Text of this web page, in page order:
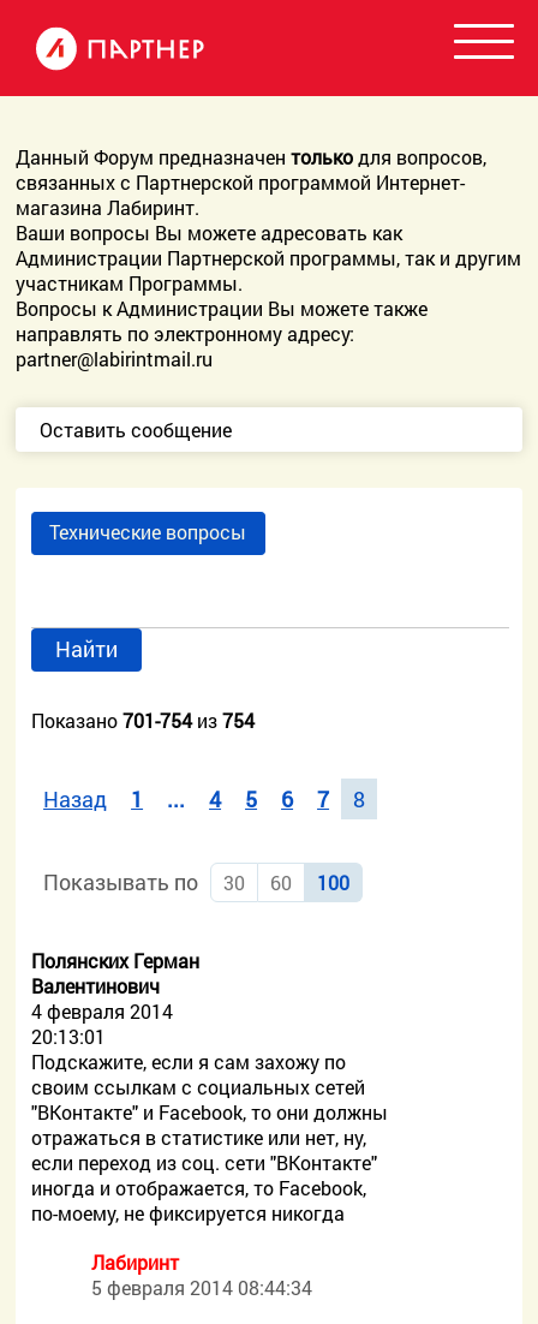
Данный Форум предназначентолькодля вопросов,
связанных с Партнерской программой Интернет-
магазина Лабиринт.
Ваши вопросы Вы можете адресовать как
Администрации Партнерской программы, так и другим
участникам Программы.
Вопросы к Администрации Вы можете также
направлять по электронному адресу:
partner@labirintmail.ru
Оставить сообщение
Технические вопросы
Найти
Показано701-754из754
Назад 1 ... 4 5 6 7 8
Показывать по 30 60 100
Полянских Герман
Валентинович
4 февраля 2014
20:13:01
Подскажите, если я сам захожу по
своим ссылкам с социальных сетей
"ВКонтакте" и Facebook, то они должны
отражаться в статистике или нет, ну,
если переход из соц. сети "ВКонтакте"
иногда и отображается, то Facebook,
по-моему, не фиксируется никогда
Лабиринт
5 февраля 2014 08:44:34